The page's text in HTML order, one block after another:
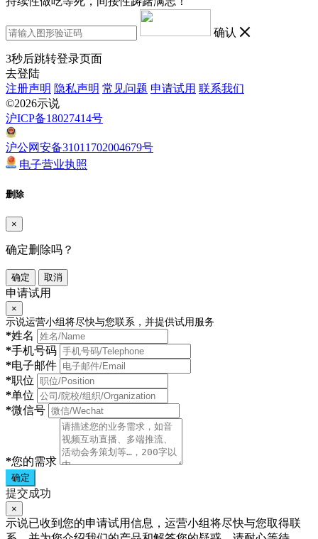
确认
3秒后跳转登录页面
去登陆
注册声明 隐私声明 常见问题 申请试用 联系我们
©2026示说
沪ICP备18027414号
沪公网安备31011702004679号
电子营业执照
删除
×
确定删除吗？
确定 取消
申请试用
×
示说运营小组将尽快与您联系，并提供试用服务
*姓名
*手机号码
*电子邮件
*职位
*单位
*微信号
*您的需求
确定
提交成功
×
示说已收到您的申请试用信息，运营小组将尽快与您取得联